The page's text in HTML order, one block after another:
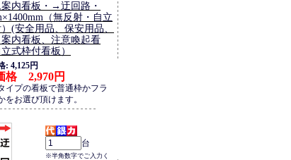
案内看板・→迂回路・
（無反射・自立
(安全用品、保安用品、
内看板、注意喚起看
式枠付看板）
: 4,125円
格 2,970円
イプの看板で普通枠かフラ
をお選び頂けます。
台
※半角数字でご入力く